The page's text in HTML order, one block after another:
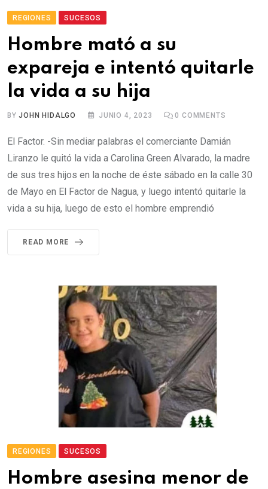
REGIONES SUCESOS
Hombre mató a su
expareja e intentó quitarle
la vida a su hija
BYJOHN HIDALGO JUNIO 4, 2023 0 COMMENTS
El Factor. -Sin mediar palabras el comerciante Damián
Liranzo le quitó la vida a Carolina Green Alvarado, la madre
de sus tres hijos en la noche de éste sábado en la calle 30
de Mayo en El Factor de Nagua, y luego intentó quitarle la
vida a su hija, luego de esto el hombre emprendió
READ MORE
REGIONES SUCESOS
Hombre asesina menor de